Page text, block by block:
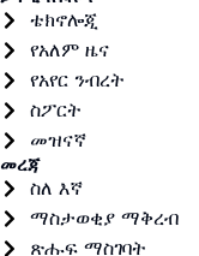
ቴክኖሎጂ
የአለም ዜና
የአየር ንብረት
ስፖርት
መዝናኛ
መረጃ
ስለ እኛ
ማስታወቂያ ማቅረብ
ጽሑፍ ማስገባት